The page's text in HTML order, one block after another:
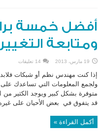
أفضل خمسة
ومتابعة
19 مارس، 2013 14 تعليقات
إذا كنت مهندس نظم أو شبكات
ولجمع المعلومات التي تساعدك
متوفرة بشكل كبير ويوجد الكثير من
قد يتفوق في بعض الأحيان على غيره
أكمل القراءة »